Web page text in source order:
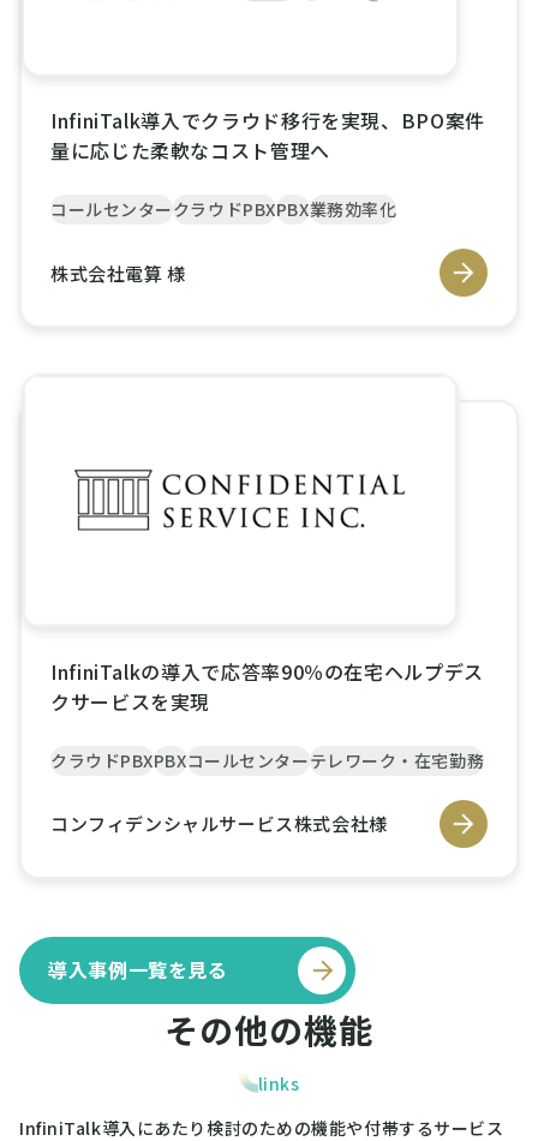
InfiniTalk導入でクラウド移行を実現、BPO案件
量に応じた柔軟なコスト管理へ
コールセンタークラウドPBXPBX業務効率化
株式会社電算 様
InfiniTalkの導入で応答率90％の在宅ヘルプデス
クサービスを実現
クラウドPBXPBXコールセンターテレワーク・在宅勤務
コンフィデンシャルサービス株式会社様
導入事例一覧を見る
その他の機能
links
InfiniTalk導入にあたり検討のための機能や付帯するサービス